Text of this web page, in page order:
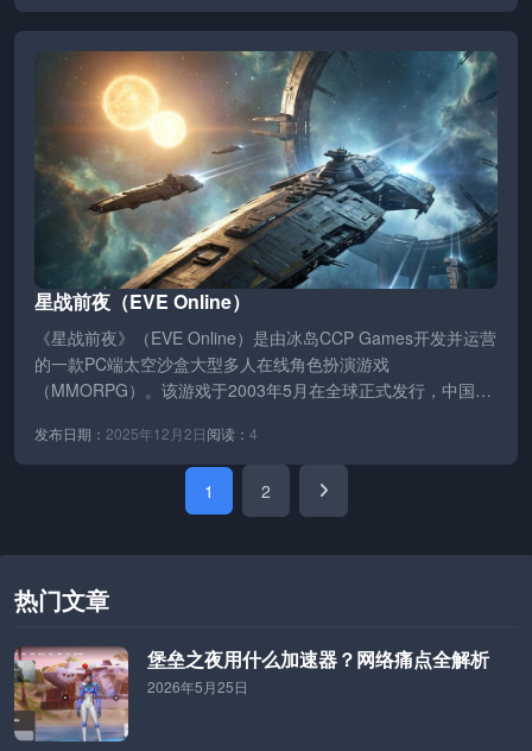
星战前夜（EVE Online）
《星战前夜》（EVE Online）是由冰岛CCP Games开发并运营
的一款PC端太空沙盒大型多人在线角色扮演游戏
（MMORPG）。该游戏于2003年5月在全球正式发行，中国大
发布日期： 2025年12月2日阅读： 4
热门文章
堡垒之夜用什么加速器？网络痛点全解析
2026年5月25日
1 2
下
页